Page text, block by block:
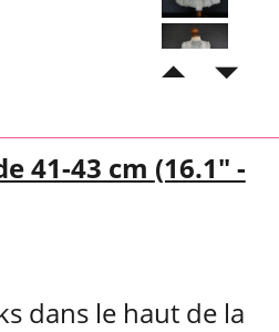
41-43 cm (16.1" -
dans le haut de la